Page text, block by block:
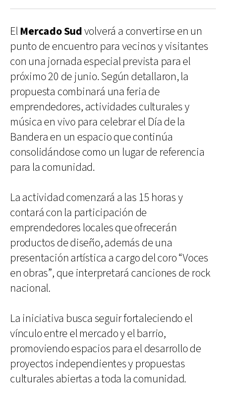
El Mercado Sudvolverá a convertirse en un
punto de encuentro para vecinos y visitantes
con una jornada especial prevista para el
próximo 20 de junio. Según detallaron, la
propuesta combinará una feria de
emprendedores, actividades culturales y
música en vivo para celebrar el Día de la
Bandera en un espacio que continúa
consolidándose como un lugar de referencia
para la comunidad.
La actividad comenzará a las 15 horas y
contará con la participación de
emprendedores locales que ofrecerán
productos de diseño, además de una
presentación artística a cargo del coro “Voces
en obras”, que interpretará canciones de rock
nacional.
La iniciativa busca seguir fortaleciendo el
vínculo entre el mercado y el barrio,
promoviendo espacios para el desarrollo de
proyectos independientes y propuestas
culturales abiertas a toda la comunidad.